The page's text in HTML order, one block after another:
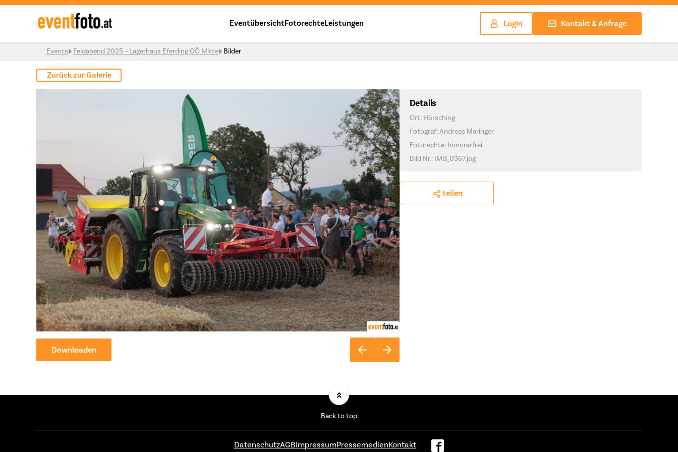
Skip to content
EventübersichtFotorechteLeistungen Login Kontakt & Anfrage
Events Feldabend 2025 – Lagerhaus Eferding OÖ Mitte Bilder
Zurück zur Galerie
Downloaden
Details
Ort: Hörsching
Fotograf: Andreas Maringer
Fotorechte: honorarfrei
Bild Nr.: IMG_0367.jpg
teilen
Back to top
DatenschutzAGBImpressumPressemedienKontakt